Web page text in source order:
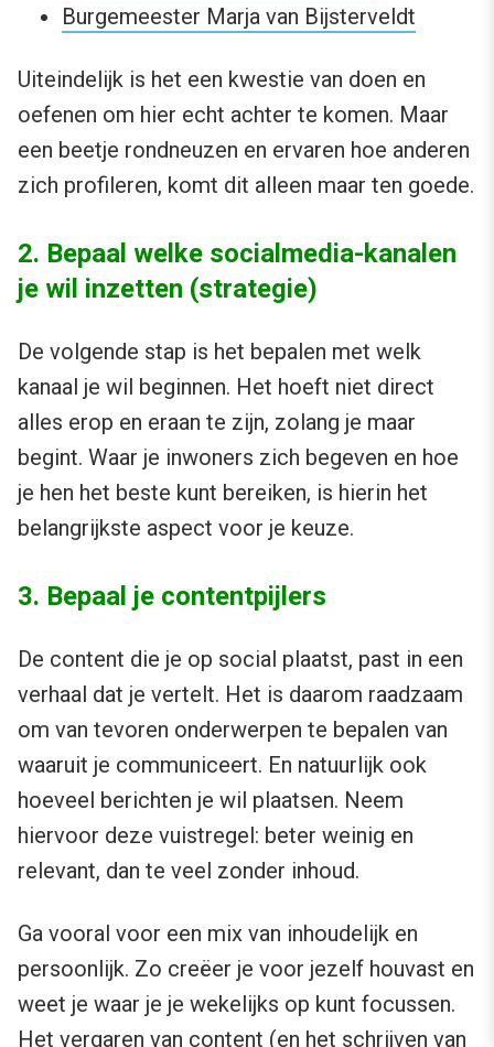
Burgemeester Marja van Bijsterveldt
Uiteindelijk is het een kwestie van doen en
oefenen om hier echt achter te komen. Maar
een beetje rondneuzen en ervaren hoe anderen
zich profileren, komt dit alleen maar ten goede.
2. Bepaal welke socialmedia-kanalen
je wil inzetten (strategie)
De volgende stap is het bepalen met welk
kanaal je wil beginnen. Het hoeft niet direct
alles erop en eraan te zijn, zolang je maar
begint. Waar je inwoners zich begeven en hoe
je hen het beste kunt bereiken, is hierin het
belangrijkste aspect voor je keuze.
3. Bepaal je contentpijlers
De content die je op social plaatst, past in een
verhaal dat je vertelt. Het is daarom raadzaam
om van tevoren onderwerpen te bepalen van
waaruit je communiceert. En natuurlijk ook
hoeveel berichten je wil plaatsen. Neem
hiervoor deze vuistregel: beter weinig en
relevant, dan te veel zonder inhoud.
Ga vooral voor een mix van inhoudelijk en
persoonlijk. Zo creëer je voor jezelf houvast en
weet je waar je je wekelijks op kunt focussen.
Het vergaren van content (en het schrijven van